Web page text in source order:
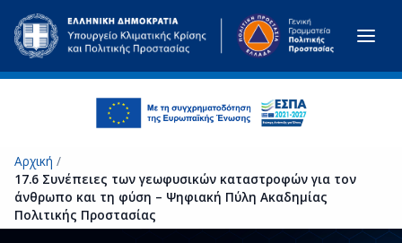
Μετάβαση στο κύριο περιεχόμενο
Αρχική /
17.6 Συνέπειες των γεωφυσικών καταστροφών για τον
άνθρωπο και τη φύση – Ψηφιακή Πύλη Ακαδημίας
Πολιτικής Προστασίας